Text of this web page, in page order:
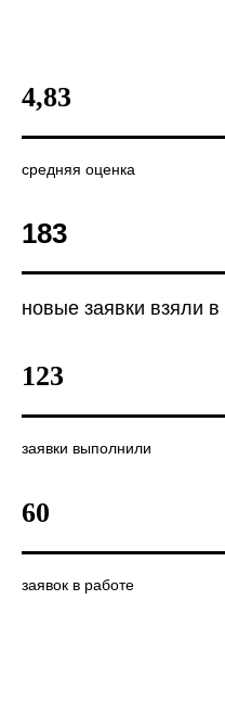
4,83
средняя оценка
183
новые заявки взяли в
123
заявки выполнили
60
заявок в работе